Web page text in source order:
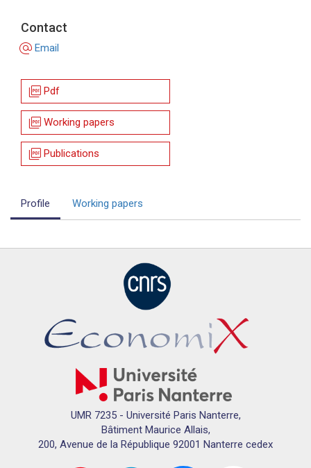
Contact
alternate_email Email
picture_as_pdf Pdf
picture_as_pdf Working papers
picture_as_pdf Publications
Profile Working papers
UMR 7235 - Université Paris Nanterre,
Bâtiment Maurice Allais,
200, Avenue de la République 92001 Nanterre cedex